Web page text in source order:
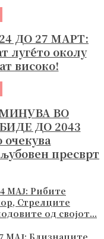
ДО 27 МАРТ:
луѓето околу
високо!
ВО
ДО 2043
пресврт
МАЈ: Рибите
Стрелците
од својот...